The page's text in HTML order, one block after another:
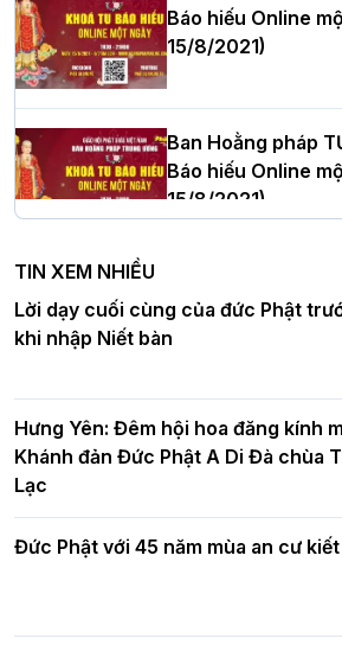
Thượng tọa Thích Tâm Chính được
cử tân Trưởng ban Trị sự GHPGVN
Hà Nội: Tăng Ni Trường hạ Bồ Đề
nghiêm tác pháp Tiền an cư PL.2570
DL.2026
chúc mừng Phật đản BTS GHPGVN
Hà Nội
Hơn 5.000 người tham dự diễu
Báo hiếu Online
15/8/2021)
Ban Hoằng pháp
Báo hiếu Online
15/8/2021)
Ban Hoằng pháp
Báo hiếu Online
15/8/2021)
Tinh thần yêu
TIN XEM NHIỀU
Lời dạy cuối cùng của đức Phật
khi nhập Niết bàn
Hưng Yên: Đêm hội hoa đăng kính
Khánh đản Đức Phật A Di Đà chùa
Lạc
Đức Phật với 45 năm mùa an cư kiết